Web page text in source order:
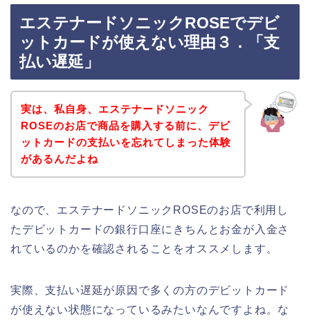
エステナードソニックROSEでデビ
ットカードが使えない理由３．「支
払い遅延」
実は、私自身、エステナードソニック
ROSEのお店で商品を購入する前に、デビ
ットカードの支払いを忘れてしまった体験
があるんだよね
なので、エステナードソニックROSEのお店で利用し
たデビットカードの銀行口座にきちんとお金が入金さ
れているのかを確認されることをオススメします。
実際、支払い遅延が原因で多くの方のデビットカード
が使えない状態になっているみたいなんですよね。な